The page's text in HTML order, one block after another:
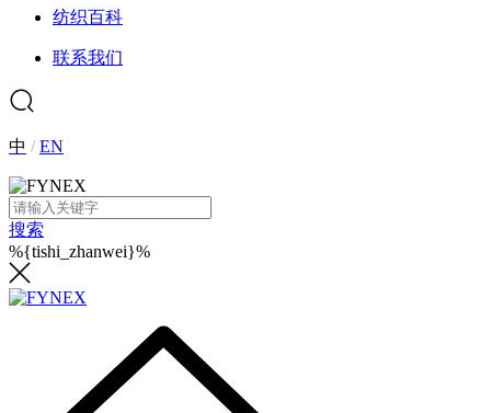
纺织百科
联系我们
中 /EN
搜索
%{tishi_zhanwei}%